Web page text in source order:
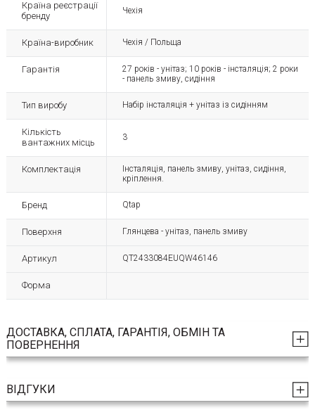
Країна реєстрації
бренду
Чехія
Країна-виробник Чехія / Польща
Гарантія
27 років - унітаз; 10 років - інсталяція; 2 роки
- панель змиву, сидіння
Тип виробу Набір інсталяція + унітаз із сидінням
Кількість
вантажних місць
3
Комплектація
Інсталяція, панель змиву, унітаз, сидіння,
кріплення.
Бренд Qtap
Поверхня Глянцева - унітаз, панель змиву
Артикул QT2433084EUQW46146
Форма
ДОСТАВКА, СПЛАТА, ГАРАНТІЯ, ОБМІН ТА
ПОВЕРНЕННЯ
ВІДГУКИ